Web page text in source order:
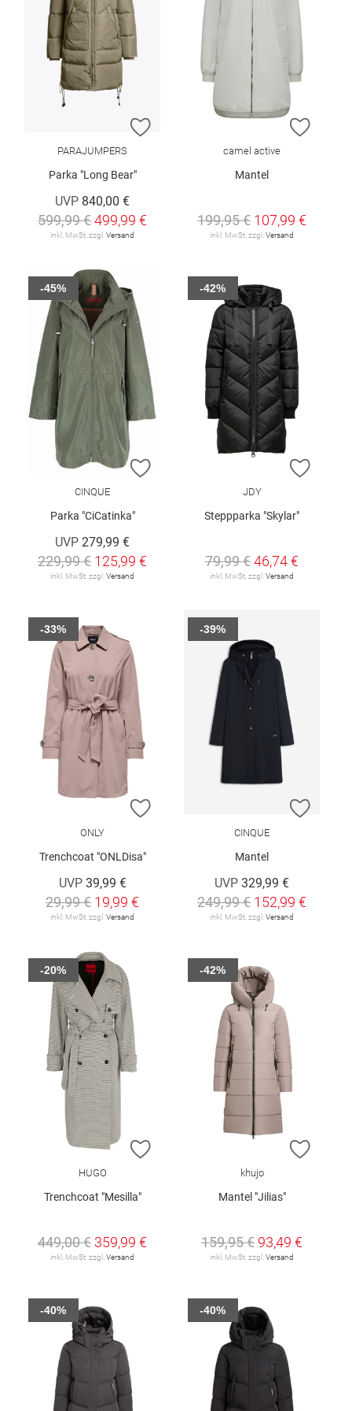
ZUR WUNSCHLISTE HINZUFÜGEN
PARAJUMPERS
Parka "Long Bear"
UVP 840,00 €
599,99 €499,99 €
inkl. MwSt. zzgl. Versand
ZUR
camel active
Mantel
199,95 € 107,99 €
inkl. MwSt. zzgl. Versand
ZUR WUNSCHLISTE HINZUFÜGEN
CINQUE
Parka "CiCatinka"
UVP 279,99 €
229,99 € 125,99 €
inkl. MwSt. zzgl. Versand
-45%
ZUR
JDY
Steppparka "Skylar"
79,99 €46,74 €
inkl. MwSt. zzgl. Versand
-42%
ZUR WUNSCHLISTE HINZUFÜGEN
ONLY
Trenchcoat "ONLDisa"
UVP 39,99 €
29,99 € 19,99 €
inkl. MwSt. zzgl. Versand
-33%
ZUR
CINQUE
Mantel
UVP 329,99 €
249,99 € 152,99 €
inkl. MwSt. zzgl. Versand
-39%
ZUR WUNSCHLISTE HINZUFÜGEN
HUGO
Trenchcoat "Mesilla"
449,00 € 359,99 €
inkl. MwSt. zzgl.Versand
-20%
ZUR
khujo
Mantel "Jilias"
159,95 € 93,49 €
inkl. MwSt. zzgl.Versand
-42%
-40% -40%